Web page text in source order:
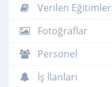
Verilen Eğitimler
Fotoğraflar
Personel
İş İlanları